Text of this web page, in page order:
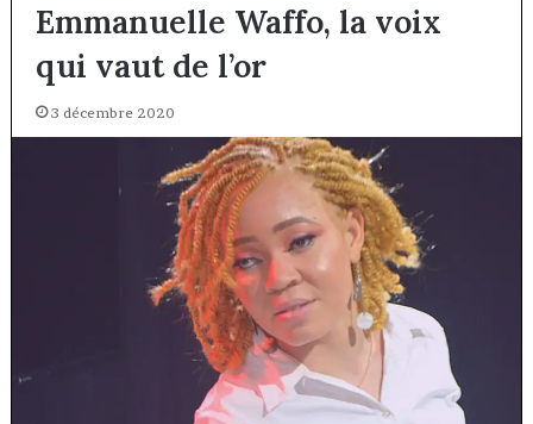
Emmanuelle Waffo, la voix
qui vaut de l’or
3 décembre 2020